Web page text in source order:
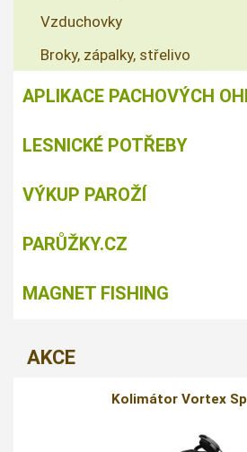
Vzduchovky
Broky, zápalky, střelivo
APLIKACE PACHOVÝCH
LESNICKÉ POTŘEBY
VÝKUP PAROŽÍ
PARŮŽKY.CZ
MAGNET FISHING
AKCE
Kolimátor Vortex